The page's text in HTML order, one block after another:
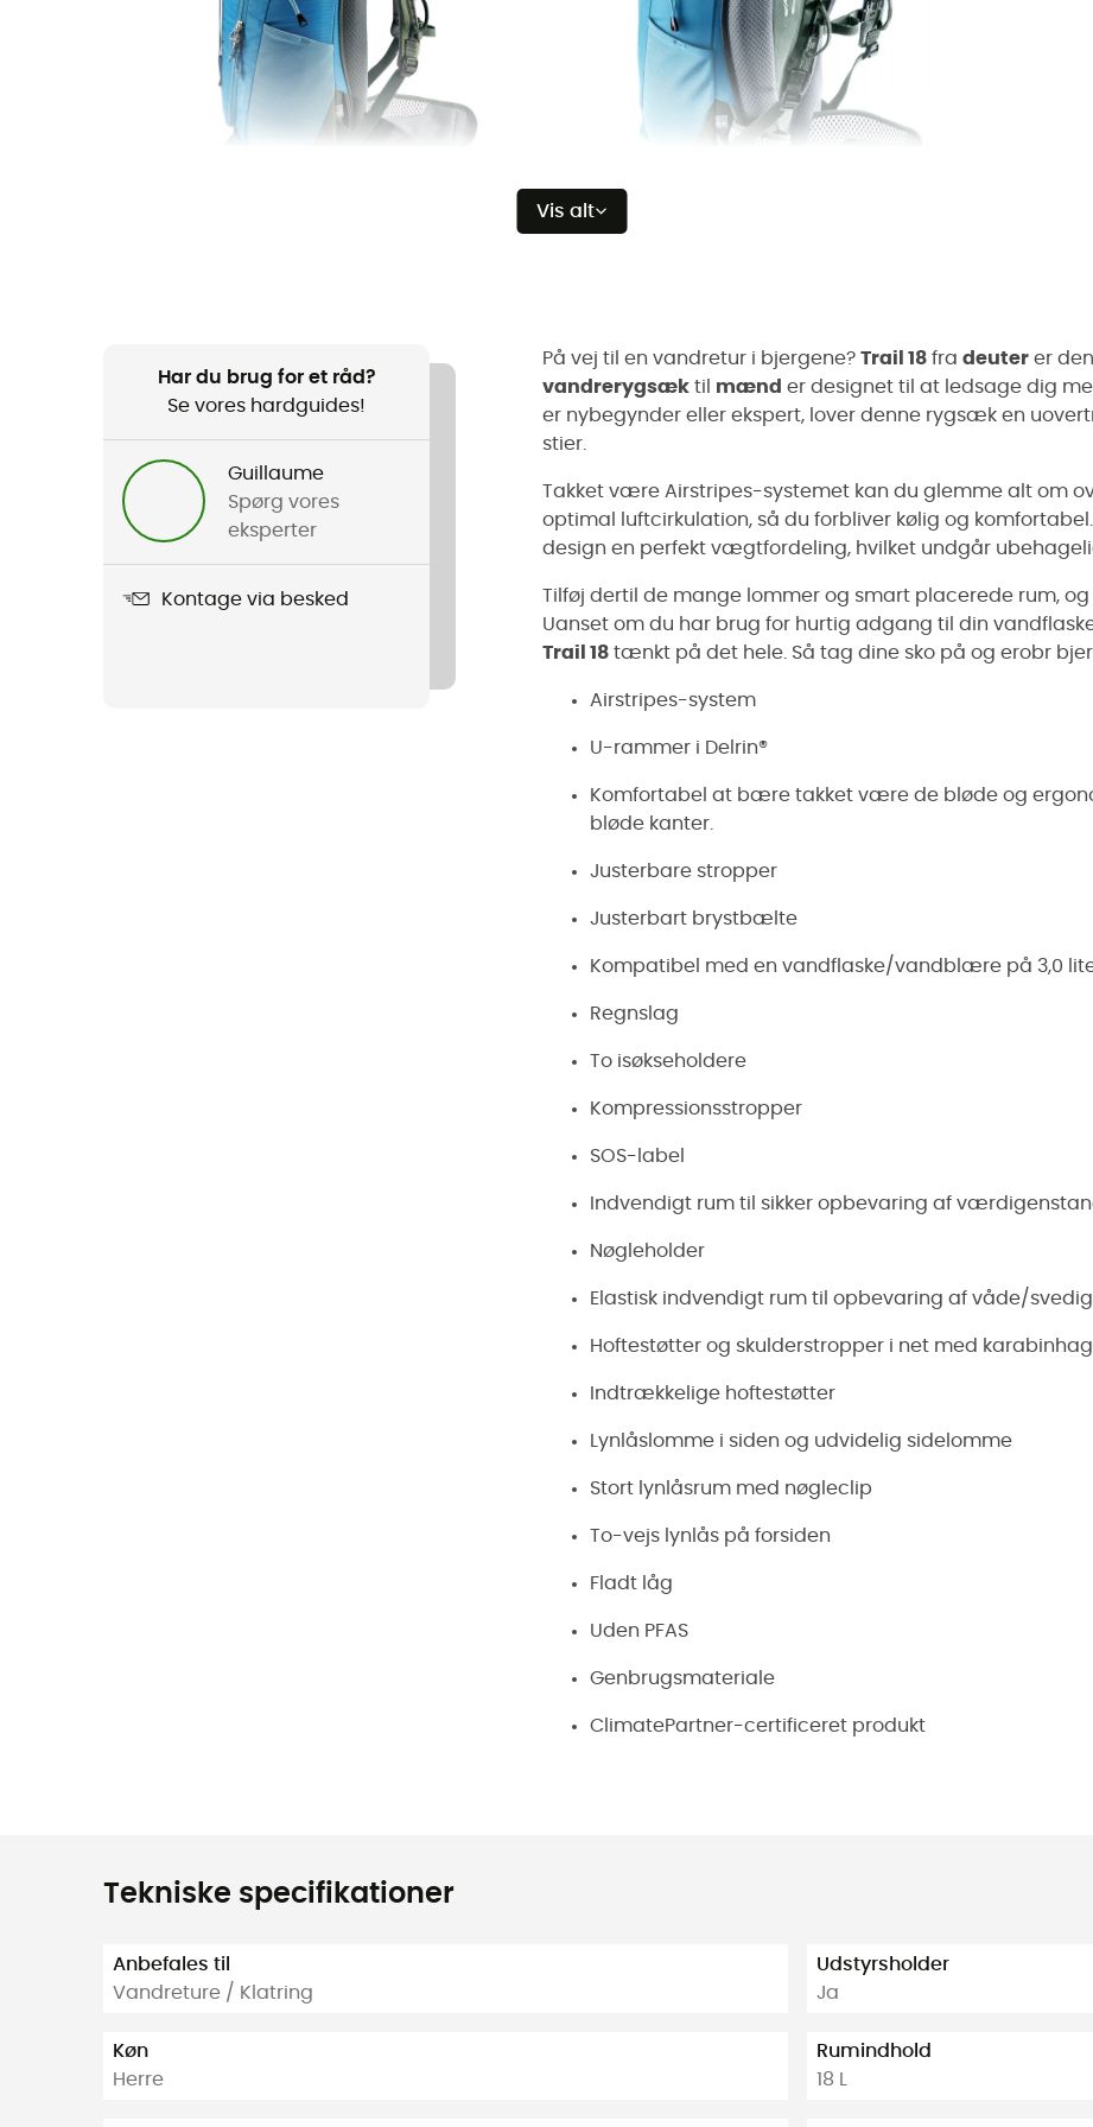
Vis alt
Har du brug for et råd?
Se vores hardguides!
Guillaume
Spørg vores
eksperter
Kontage via besked
På vej til en vandretur i bjergene? Trail 18 fra deuter er
vandrerygsæk til mænd er designet til at ledsage dig
er nybegynder eller ekspert, lover denne rygsæk en
stier.
Takket være Airstripes-systemet kan du glemme alt om
optimal luftcirkulation, så du forbliver kølig og
design en perfekt vægtfordeling, hvilket undgår
Tilføj dertil de mange lommer og smart placerede rum,
Uanset om du har brug for hurtig adgang til din
Trail 18 tænkt på det hele. Så tag dine sko på og erobr
Airstripes-system
U-rammer i Delrin®
Komfortabel at bære takket være de bløde og
bløde kanter.
Justerbare stropper
Justerbart brystbælte
Kompatibel med en vandflaske/vandblære på 3,0
Regnslag
To isøkseholdere
Kompressionsstropper
SOS-label
Indvendigt rum til sikker opbevaring af
Nøgleholder
Elastisk indvendigt rum til opbevaring af våde/
Hoftestøtter og skulderstropper i net med
Indtrækkelige hoftestøtter
Lynlåslomme i siden og udvidelig sidelomme
Stort lynlåsrum med nøgleclip
To-vejs lynlås på forsiden
Fladt låg
Uden PFAS
Genbrugsmateriale
ClimatePartner-certificeret produkt
Tekniske specifikationer
Anbefales til
Vandreture / Klatring
Køn
Herre
Udstyrsholder
Ja
Rumindhold
18 L